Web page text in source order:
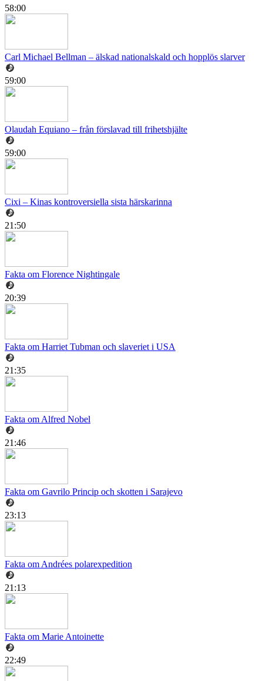
58:00
Carl Michael Bellman – älskad nationalskald och hopplös slarver
59:00
Olaudah Equiano – från förslavad till frihetshjälte
59:00
Cixi – Kinas kontroversiella sista härskarinna
21:50
Fakta om Florence Nightingale
20:39
Fakta om Harriet Tubman och slaveriet i USA
21:35
Fakta om Alfred Nobel
21:46
Fakta om Gavrilo Princip och skotten i Sarajevo
23:13
Fakta om Andrées polarexpedition
21:13
Fakta om Marie Antoinette
22:49